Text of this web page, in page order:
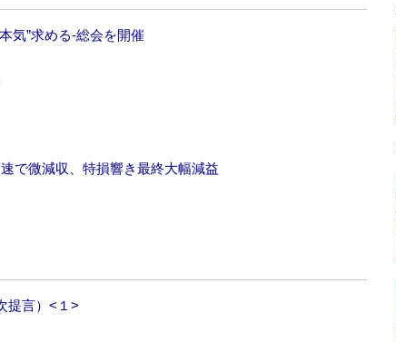
気”求める‐総会を開催
で微減収、特損響き最終大幅減益
提言）<１>